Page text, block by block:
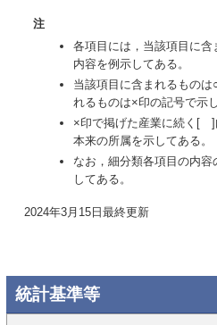
注
各項目には，当該項目に
内容を例示してある。
当該項目に含まれるもの
れるものは×印の記号で示
×印で掲げた産業に続く[ ]
本来の所属を示してある。
なお，細分類各項目の内
してある。
2024年3月15日最終更新
統計基準等